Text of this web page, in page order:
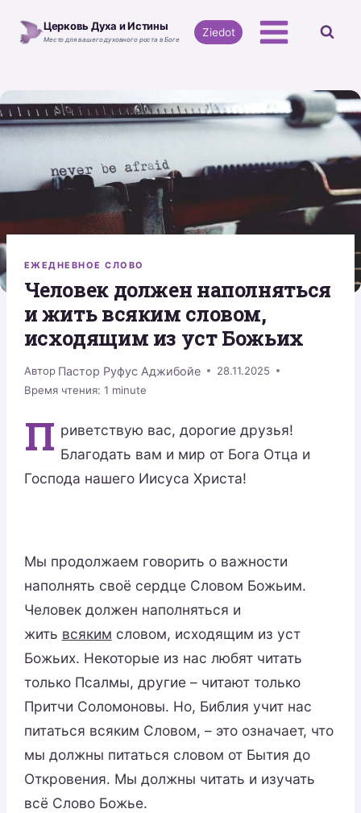
Церковь Духа и Истины
Место для вашего духовного роста в Боге
Ziedot
ЕЖЕДНЕВНОЕ СЛОВО
Человек должен наполняться
и жить всяким словом,
исходящим из уст Божьих
Автор Пастор Руфус Аджибойе
28.11.2025
Время чтения: 1 minute
П риветствую вас, дорогие друзья!
Благодать вам и мир от Бога Отца и
Господа нашего Иисуса Христа!
Мы продолжаем говорить о важности
наполнять своё сердце Словом Божьим.
Человек должен наполняться и
жить всяким словом, исходящим из уст
Божьих. Некоторые из нас любят читать
только Псалмы, другие – читают только
Притчи Соломоновы. Но, Библия учит нас
питаться всяким Словом, – это означает, что
мы должны питаться словом от Бытия до
Откровения. Мы должны читать и изучать
всё Слово Божье.